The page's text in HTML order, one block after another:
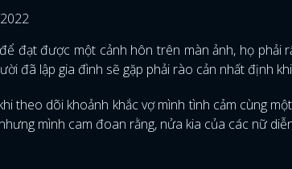
đạt được một cảnh hôn trên màn ảnh, họ phải
đã lập gia đình sẽ gặp phải rào cản nhất định
theo dõi khoảnh khắc vợ mình tình cảm cùng
mình cam đoan rằng, nửa kia của các nữ